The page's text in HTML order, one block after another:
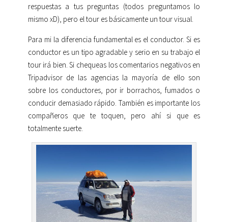
respuestas a tus preguntas (todos preguntamos lo
mismo xD), pero el tour es básicamente un tour visual.
Para mi la diferencia fundamental es el conductor. Si es
conductor es un tipo agradable y serio en su trabajo el
tour irá bien. Si chequeas los comentarios negativos en
Tripadvisor de las agencias la mayoría de ello son
sobre los conductores, por ir borrachos, fumados o
conducir demasiado rápido. También es importante los
compañeros que te toquen, pero ahí si que es
totalmente suerte.